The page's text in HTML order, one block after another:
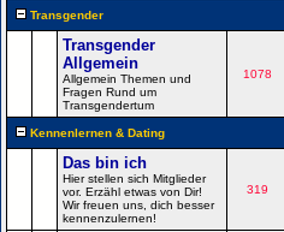
Transgender
Transgender
Allgemein
Allgemein Themen und
Fragen Rund um
Transgendertum
1078
Kennenlernen & Dating
Das bin ich
Hier stellen sich Mitglieder
vor. Erzähl etwas von Dir!
Wir freuen uns, dich besser
kennenzulernen!
319